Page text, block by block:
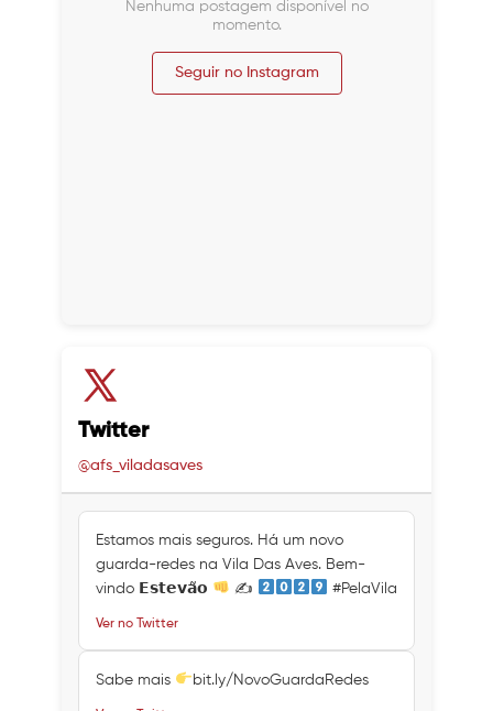
Nenhuma postagem disponível no
momento.
Seguir no Instagram
Twitter
@afs_viladasaves
Estamos mais seguros. Há um novo
guarda-redes na Vila Das Aves. Bem-
vindo 𝗘𝘀𝘁𝗲𝘃𝗮̃𝗼
✍ #PelaVila
Ver no Twitter
Sabe mais bit.ly/NovoGuardaRedes